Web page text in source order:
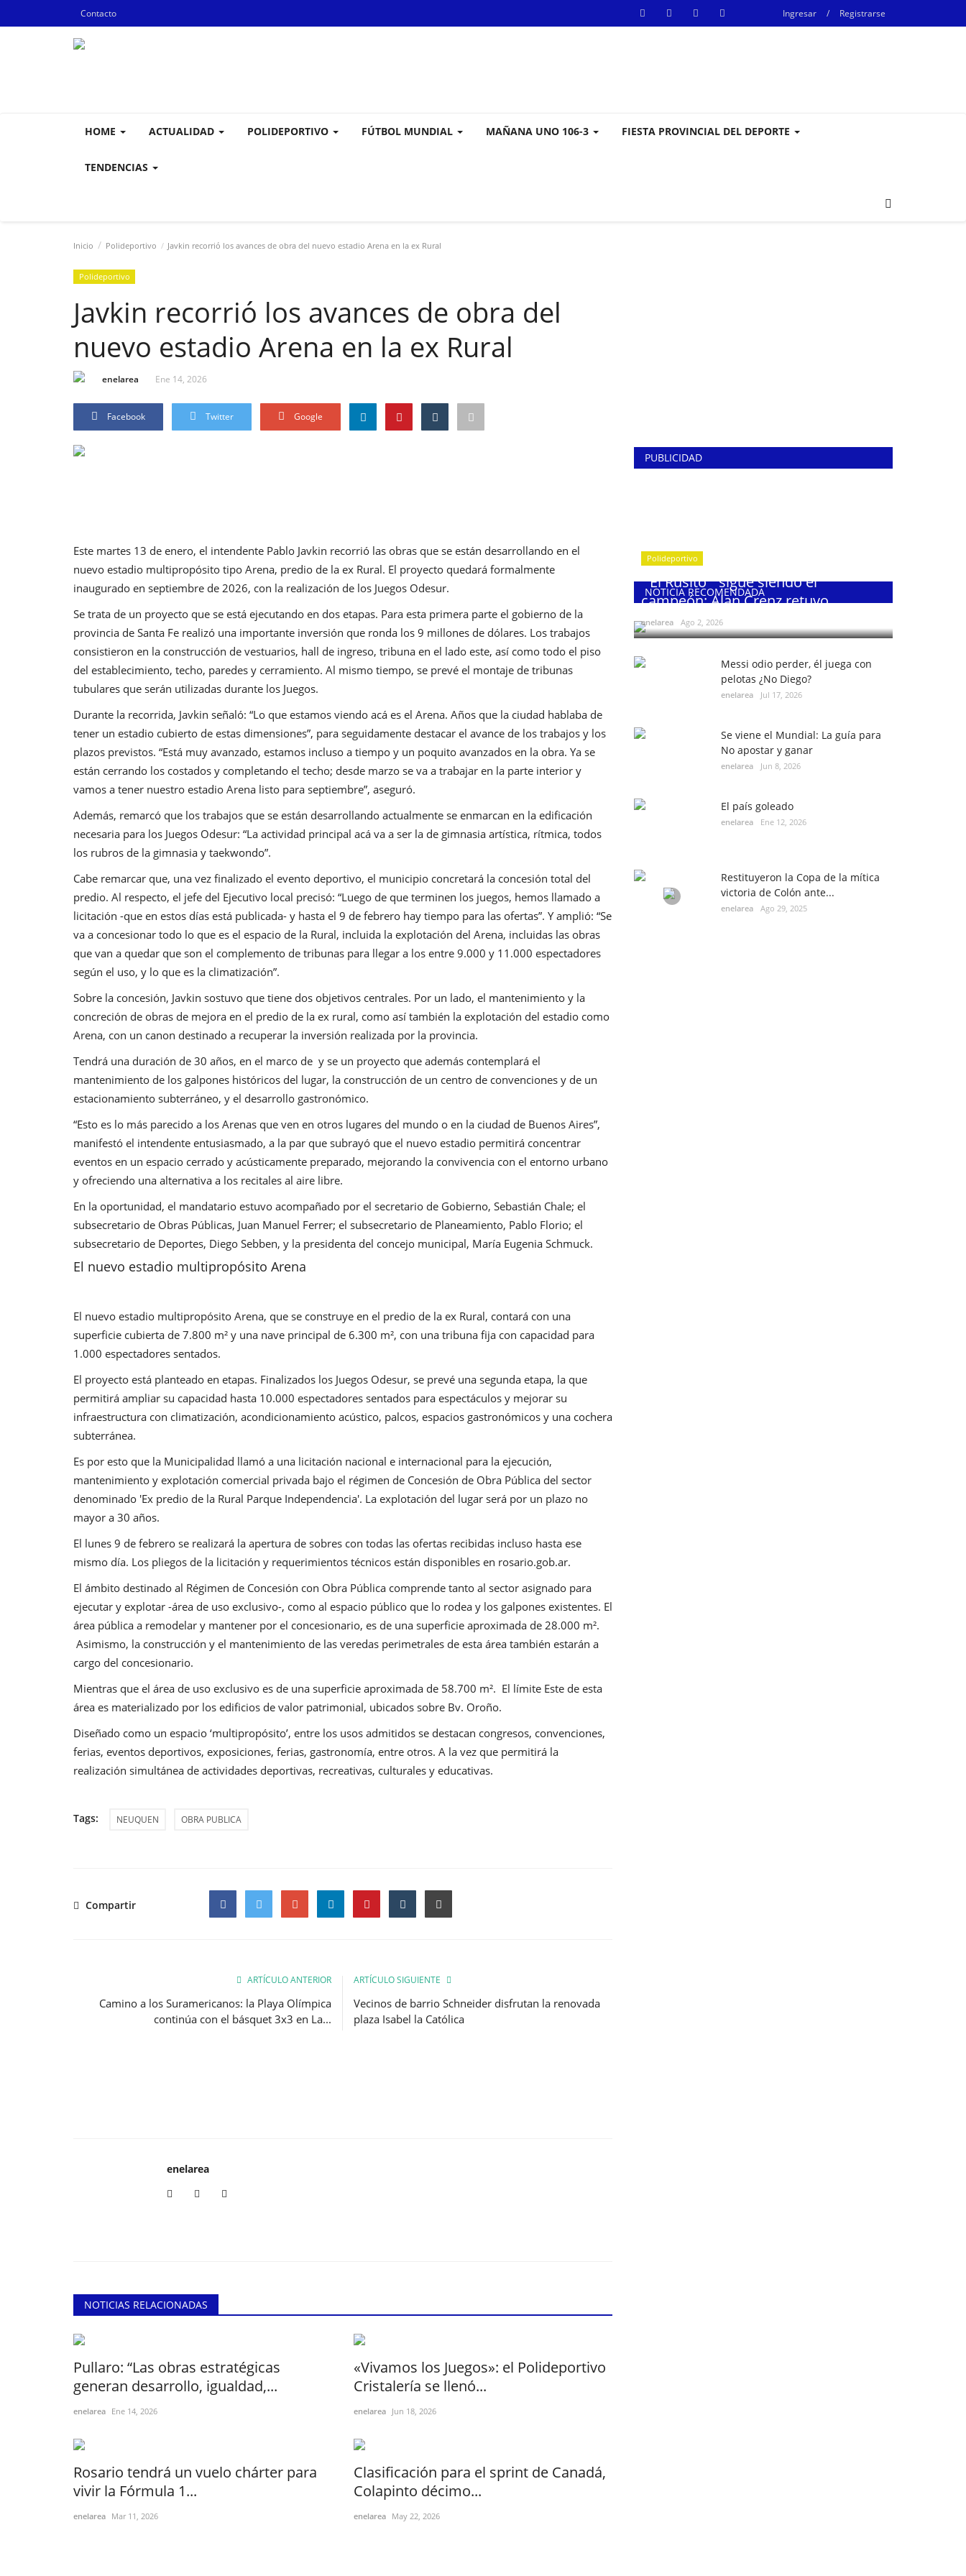
Contacto Ingresar / Registrarse
HOME ACTUALIDAD POLIDEPORTIVO FÚTBOL MUNDIAL MAÑANA UNO 106-3 FIESTA PROVINCIAL DEL DEPORTE
TENDENCIAS
Inicio Polideportivo Javkin recorrió los avances de obra del nuevo estadio Arena en la ex Rural
Polideportivo
Javkin recorrió los avances de obra del
nuevo estadio Arena en la ex Rural
enelarea Ene 14, 2026
Facebook Twitter Google
Este martes 13 de enero, el intendente Pablo Javkin recorrió las obras que se están desarrollando en el
nuevo estadio multipropósito tipo Arena, predio de la ex Rural. El proyecto quedará formalmente
inaugurado en septiembre de 2026, con la realización de los Juegos Odesur.
Se trata de un proyecto que se está ejecutando en dos etapas. Para esta primera parte el gobierno de la
provincia de Santa Fe realizó una importante inversión que ronda los 9 millones de dólares. Los trabajos
consistieron en la construcción de vestuarios, hall de ingreso, tribuna en el lado este, así como todo el piso
del establecimiento, techo, paredes y cerramiento. Al mismo tiempo, se prevé el montaje de tribunas
tubulares que serán utilizadas durante los Juegos.
Durante la recorrida, Javkin señaló: “Lo que estamos viendo acá es el Arena. Años que la ciudad hablaba de
tener un estadio cubierto de estas dimensiones”, para seguidamente destacar el avance de los trabajos y los
plazos previstos. “Está muy avanzado, estamos incluso a tiempo y un poquito avanzados en la obra. Ya se
están cerrando los costados y completando el techo; desde marzo se va a trabajar en la parte interior y
vamos a tener nuestro estadio Arena listo para septiembre”, aseguró.
Además, remarcó que los trabajos que se están desarrollando actualmente se enmarcan en la edificación
necesaria para los Juegos Odesur: “La actividad principal acá va a ser la de gimnasia artística, rítmica, todos
los rubros de la gimnasia y taekwondo”.
Cabe remarcar que, una vez finalizado el evento deportivo, el municipio concretará la concesión total del
predio. Al respecto, el jefe del Ejecutivo local precisó: “Luego de que terminen los juegos, hemos llamado a
licitación -que en estos días está publicada- y hasta el 9 de febrero hay tiempo para las ofertas”. Y amplió: “Se
va a concesionar todo lo que es el espacio de la Rural, incluida la explotación del Arena, incluidas las obras
que van a quedar que son el complemento de tribunas para llegar a los entre 9.000 y 11.000 espectadores
según el uso, y lo que es la climatización”.
Sobre la concesión, Javkin sostuvo que tiene dos objetivos centrales. Por un lado, el mantenimiento y la
concreción de obras de mejora en el predio de la ex rural, como así también la explotación del estadio como
Arena, con un canon destinado a recuperar la inversión realizada por la provincia.
Tendrá una duración de 30 años, en el marco de y se un proyecto que además contemplará el
mantenimiento de los galpones históricos del lugar, la construcción de un centro de convenciones y de un
estacionamiento subterráneo, y el desarrollo gastronómico.
“Esto es lo más parecido a los Arenas que ven en otros lugares del mundo o en la ciudad de Buenos Aires”,
manifestó el intendente entusiasmado, a la par que subrayó que el nuevo estadio permitirá concentrar
eventos en un espacio cerrado y acústicamente preparado, mejorando la convivencia con el entorno urbano
y ofreciendo una alternativa a los recitales al aire libre.
En la oportunidad, el mandatario estuvo acompañado por el secretario de Gobierno, Sebastián Chale; el
subsecretario de Obras Públicas, Juan Manuel Ferrer; el subsecretario de Planeamiento, Pablo Florio; el
subsecretario de Deportes, Diego Sebben, y la presidenta del concejo municipal, María Eugenia Schmuck.
El nuevo estadio multipropósito Arena
El nuevo estadio multipropósito Arena, que se construye en el predio de la ex Rural, contará con una
superficie cubierta de 7.800 m² y una nave principal de 6.300 m², con una tribuna fija con capacidad para
1.000 espectadores sentados.
El proyecto está planteado en etapas. Finalizados los Juegos Odesur, se prevé una segunda etapa, la que
permitirá ampliar su capacidad hasta 10.000 espectadores sentados para espectáculos y mejorar su
infraestructura con climatización, acondicionamiento acústico, palcos, espacios gastronómicos y una cochera
subterránea.
Es por esto que la Municipalidad llamó a una licitación nacional e internacional para la ejecución,
mantenimiento y explotación comercial privada bajo el régimen de Concesión de Obra Pública del sector
denominado 'Ex predio de la Rural Parque Independencia'. La explotación del lugar será por un plazo no
mayor a 30 años.
El lunes 9 de febrero se realizará la apertura de sobres con todas las ofertas recibidas incluso hasta ese
mismo día. Los pliegos de la licitación y requerimientos técnicos están disponibles en rosario.gob.ar.
El ámbito destinado al Régimen de Concesión con Obra Pública comprende tanto al sector asignado para
ejecutar y explotar -área de uso exclusivo-, como al espacio público que lo rodea y los galpones existentes. El
área pública a remodelar y mantener por el concesionario, es de una superficie aproximada de 28.000 m².
Asimismo, la construcción y el mantenimiento de las veredas perimetrales de esta área también estarán a
cargo del concesionario.
Mientras que el área de uso exclusivo es de una superficie aproximada de 58.700 m². El límite Este de esta
área es materializado por los edificios de valor patrimonial, ubicados sobre Bv. Oroño.
Diseñado como un espacio ‘multipropósito’, entre los usos admitidos se destacan congresos, convenciones,
ferias, eventos deportivos, exposiciones, ferias, gastronomía, entre otros. A la vez que permitirá la
realización simultánea de actividades deportivas, recreativas, culturales y educativas.
Tags: NEUQUEN OBRA PUBLICA
Compartir
ARTÍCULO ANTERIOR
Camino a los Suramericanos: la Playa Olímpica
continúa con el básquet 3x3 en La...
ARTÍCULO SIGUIENTE
Vecinos de barrio Schneider disfrutan la renovada
plaza Isabel la Católica
enelarea
NOTICIAS RELACIONADAS
Pullaro: “Las obras estratégicas
generan desarrollo, igualdad,...
enelarea Ene 14, 2026
«Vivamos los Juegos»: el Polideportivo
Cristalería se llenó...
enelarea Jun 18, 2026
Rosario tendrá un vuelo chárter para
vivir la Fórmula 1...
enelarea Mar 11, 2026
Clasificación para el sprint de Canadá,
Colapinto décimo...
enelarea May 22, 2026
PUBLICIDAD
NOTICIA RECOMENDADA
Polideportivo
¨El Rusito¨ sigue siendo el
campeón: Alan Crenz retuvo...
enelarea Ago 2, 2026
Messi odio perder, él juega con
pelotas ¿No Diego?
enelarea Jul 17, 2026
Se viene el Mundial: La guía para
No apostar y ganar
enelarea Jun 8, 2026
El país goleado
enelarea Ene 12, 2026
Restituyeron la Copa de la mítica
victoria de Colón ante...
enelarea Ago 29, 2025